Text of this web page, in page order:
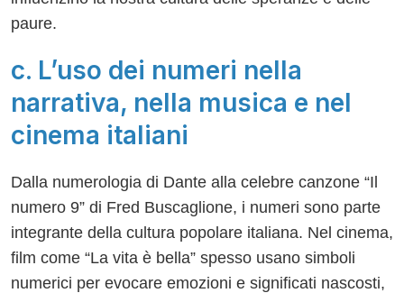
paure.
c. L’uso dei numeri nella
narrativa, nella musica e nel
cinema italiani
Dalla numerologia di Dante alla celebre canzone “Il
numero 9” di Fred Buscaglione, i numeri sono parte
integrante della cultura popolare italiana. Nel cinema,
film come “La vita è bella” spesso usano simboli
numerici per evocare emozioni e significati nascosti,